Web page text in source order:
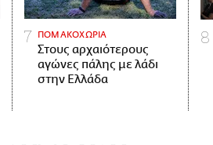
ΠΟΜΑΚΟΧΩΡΙΑ
Στους αρχαιότερους
αγώνες πάλης με λάδι
στην Ελλάδα